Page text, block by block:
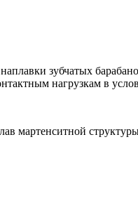
зубчатых
нагрузкам в
мартенситной